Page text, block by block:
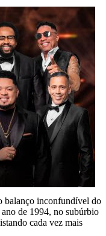
balanço inconfundível do
de 1994, no subúrbio
cada vez mais